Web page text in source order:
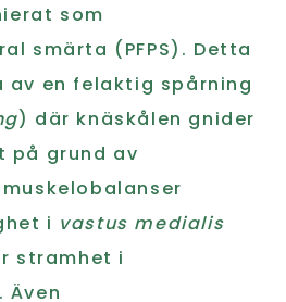
som
smärta (PFPS). Detta
av en felaktig spårning
) där knäskålen gnider
på grund av
i vastus medialis
stramhet i
Även